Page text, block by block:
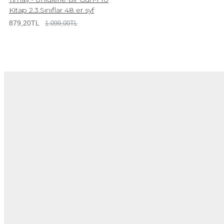
Kitap 2.3.Sınıflar 48 er syf
879,20TL 1.099,00TL